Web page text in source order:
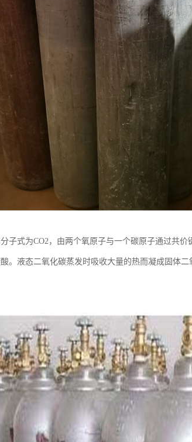
子式为CO2，由两个氧原子与一个碳原子通过共
。液态二氧化碳蒸发时吸收大量的热而凝成固体